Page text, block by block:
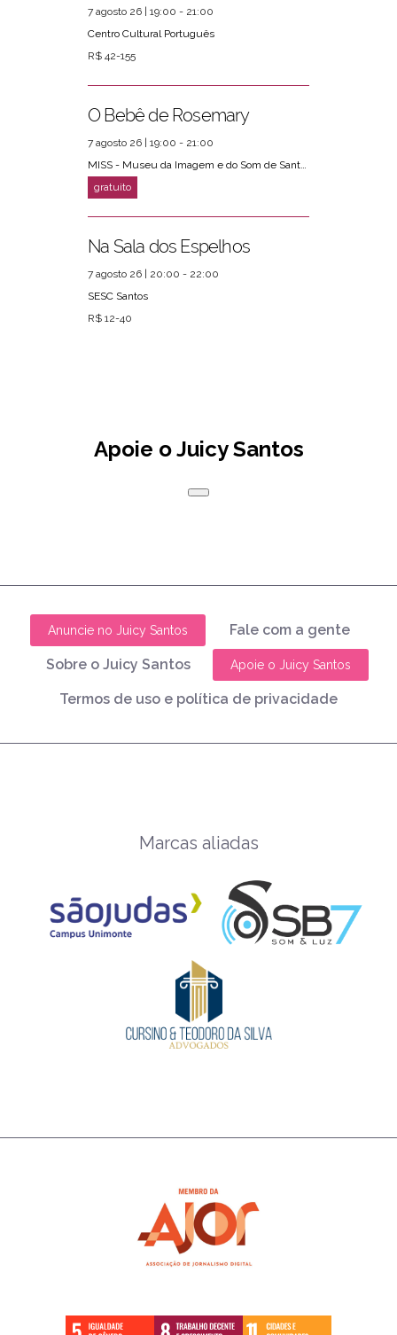
7 agosto 26 | 19:00 - 21:00
Centro Cultural Português
R$ 42-155
O Bebê de Rosemary
7 agosto 26 | 19:00 - 21:00
MISS - Museu da Imagem e do Som de Santos
Na Sala dos Espelhos
7 agosto 26 | 20:00 - 22:00
SESC Santos
R$ 12-40
Apoie o Juicy Santos
Anuncie no Juicy Santos Fale com a gente
Sobre o Juicy Santos Apoie o Juicy Santos
Termos de uso e política de privacidade
Marcas aliadas